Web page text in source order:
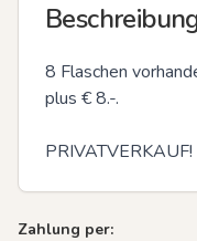
8 Flaschen
plus € 8.-.
PRIVATVERKAUF!
Zahlung per: